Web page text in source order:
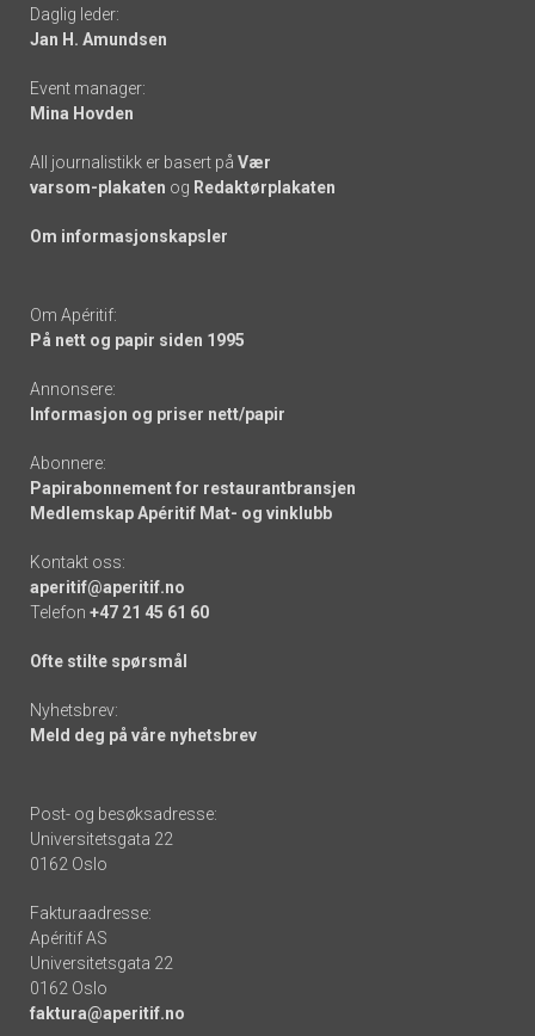
links
Daglig leder:
Jan H. Amundsen
Event manager:
Mina Hovden
All journalistikk er basert på Vær
varsom-plakaten og Redaktørplakaten
Om informasjonskapsler
Om Apéritif:
På nett og papir siden 1995
Annonsere:
Informasjon og priser nett/papir
Abonnere:
Papirabonnement for restaurantbransjen
Medlemskap Apéritif Mat- og vinklubb
Kontakt oss:
aperitif@aperitif.no
Telefon +47 21 45 61 60
Ofte stilte spørsmål
Nyhetsbrev:
Meld deg på våre nyhetsbrev
Post- og besøksadresse:
Universitetsgata 22
0162 Oslo
Fakturaadresse:
Apéritif AS
Universitetsgata 22
0162 Oslo
faktura@aperitif.no